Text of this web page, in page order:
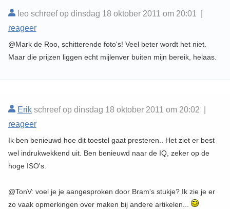
leo schreef op dinsdag 18 oktober 2011 om 20:01 |
reageer
@Mark de Roo, schitterende foto's! Veel beter wordt het niet.
Maar die prijzen liggen echt mijlenver buiten mijn bereik, helaas.
Erikschreef op dinsdag 18 oktober 2011 om 20:02 |
reageer
Ik ben benieuwd hoe dit toestel gaat presteren.. Het ziet er best
wel indrukwekkend uit. Ben benieuwd naar de IQ, zeker op de
hoge ISO's.
@TonV: voel je je aangesproken door Bram's stukje? Ik zie je er
zo vaak opmerkingen over maken bij andere artikelen...